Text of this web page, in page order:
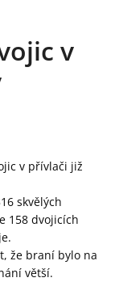
v
v přívlači již
skvělých
158 dvojicích
že braní bylo na
větší.